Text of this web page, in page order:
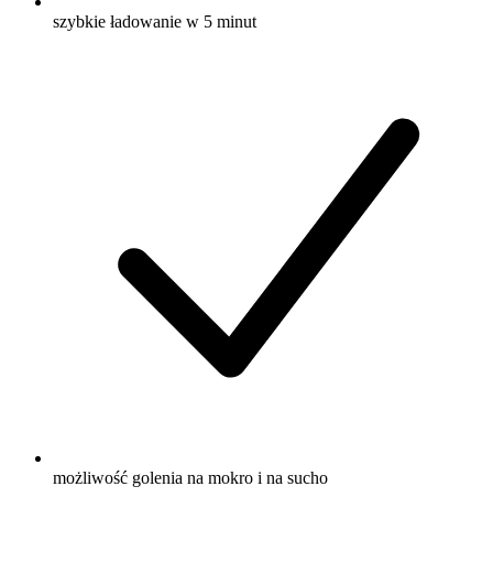
szybkie ładowanie w 5 minut
możliwość golenia na mokro i na sucho